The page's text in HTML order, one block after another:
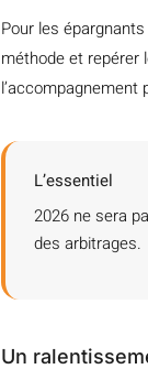
Pour les
méthode et repérer
L’essentiel
2026 ne sera
des arbitrages.
Un